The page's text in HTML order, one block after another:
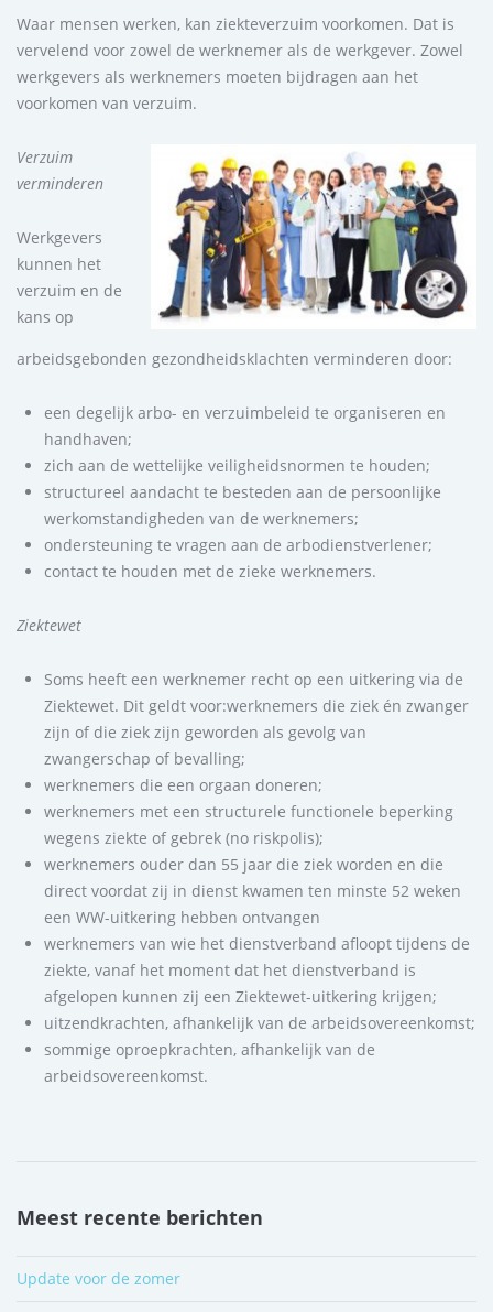
Waar mensen werken, kan ziekteverzuim voorkomen. Dat is
vervelend voor zowel de werknemer als de werkgever. Zowel
werkgevers als werknemers moeten bijdragen aan het
voorkomen van verzuim.
Verzuim
verminderen
Werkgevers
kunnen het
verzuim en de
kans op
arbeidsgebonden gezondheidsklachten verminderen door:
een degelijk arbo- en verzuimbeleid te organiseren en
handhaven;
zich aan de wettelijke veiligheidsnormen te houden;
structureel aandacht te besteden aan de persoonlijke
werkomstandigheden van de werknemers;
ondersteuning te vragen aan de arbodienstverlener;
contact te houden met de zieke werknemers.
Ziektewet
Soms heeft een werknemer recht op een uitkering via de
Ziektewet. Dit geldt voor:werknemers die ziek én zwanger
zijn of die ziek zijn geworden als gevolg van
zwangerschap of bevalling;
werknemers die een orgaan doneren;
werknemers met een structurele functionele beperking
wegens ziekte of gebrek (no riskpolis);
werknemers ouder dan 55 jaar die ziek worden en die
direct voordat zij in dienst kwamen ten minste 52 weken
een WW-uitkering hebben ontvangen
werknemers van wie het dienstverband afloopt tijdens de
ziekte, vanaf het moment dat het dienstverband is
afgelopen kunnen zij een Ziektewet-uitkering krijgen;
uitzendkrachten, afhankelijk van de arbeidsovereenkomst;
sommige oproepkrachten, afhankelijk van de
arbeidsovereenkomst.
Meest recente berichten
Update voor de zomer